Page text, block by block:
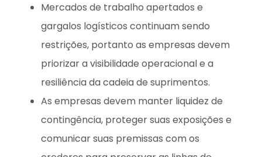
Mercados de trabalho apertados e
gargalos logísticos continuam sendo
restrições, portanto as empresas devem
priorizar a visibilidade operacional e a
resiliência da cadeia de suprimentos.
As empresas devem manter liquidez de
contingência, proteger suas exposições e
comunicar suas premissas com os